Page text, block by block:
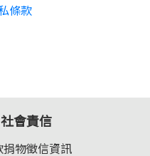
條款
社會責信
捐物徵信資訊